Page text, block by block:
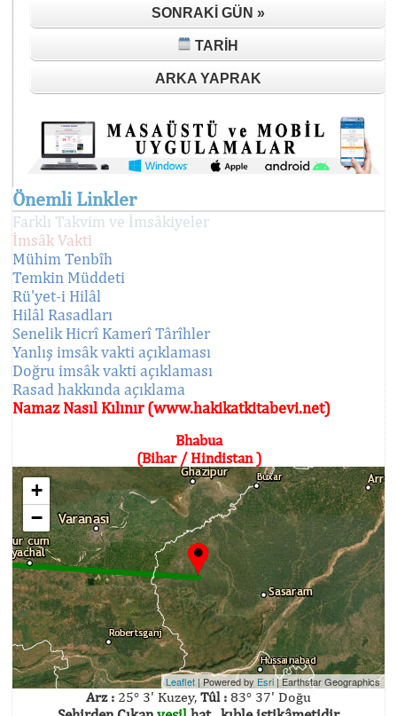
SONRAKI GÜN »
TARIH
ARKA YAPRAK
Önemli Linkler
Farklı Takvim ve İmsâkiyeler
İmsâk Vakti
Mühim Tenbîh
Temkin Müddeti
Rü'yet-i Hilâl
Hilâl Rasadları
Senelik Hicrî Kamerî Târîhler
Yanlış imsâk vakti açıklaması
Doğru imsâk vakti açıklaması
Rasad hakkında açıklama
Namaz Nasıl Kılınır (www.hakikatkitabevi.net)
Bhabua
(Bihar / Hindistan )
+
−
Leaflet | Powered by Esri|Earthstar Geographics
Arz : 25° 3' Kuzey, Tûl : 83° 37' Doğu